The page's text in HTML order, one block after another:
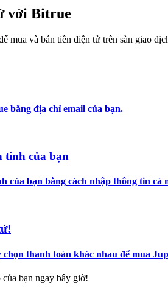
Sao chép
bao gồm thông tin giao dịch, v.v.
với Bitrue
mua và bán tiền điện tử trên sàn giao
bằng địa chỉ email của bạn.
tính của bạn
của bạn bằng cách nhập thông tin cá
chọn thanh toán khác nhau để mua
bạn ngay bây giờ!